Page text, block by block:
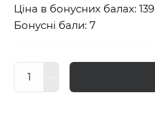
Ціна в бонусних балах: 139
Бонусні бали: 7